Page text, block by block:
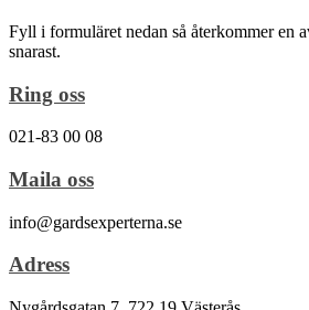
Fyll i formuläret nedan så återkommer en
snarast.
Ring oss
021-83 00 08
Maila oss
info@gardsexperterna.se
Adress